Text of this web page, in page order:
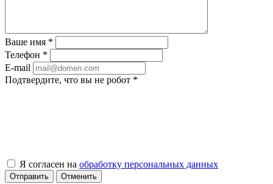
Ваше имя *
Телефон *
E-mail
Подтвердите, что вы не робот *
Я согласен на обработку персональных данных
Отправить Отменить